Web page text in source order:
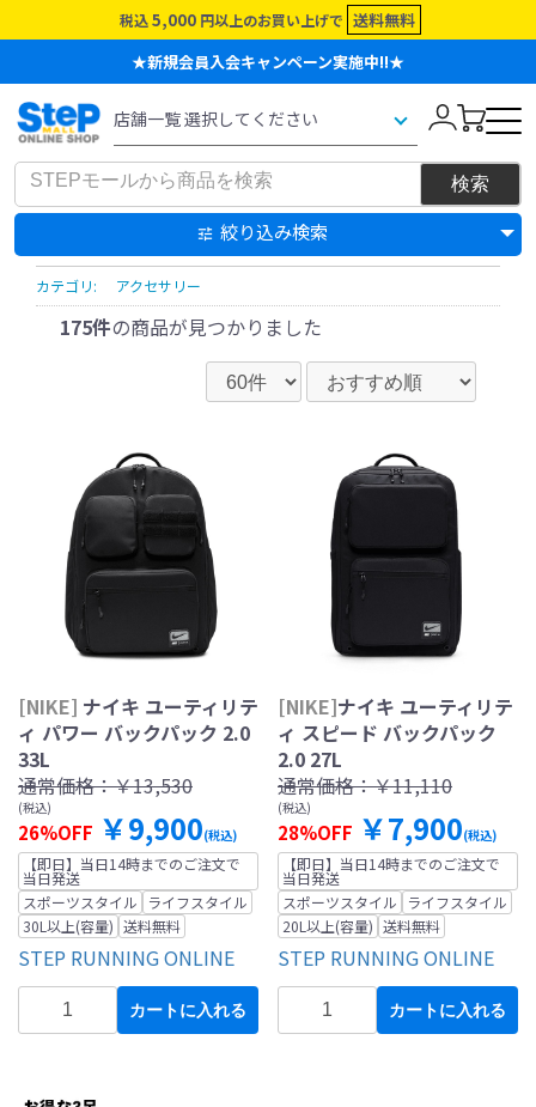
税込 5,000 円以上のお買い上げで 送料無料
★新規会員入会キャンペーン実施中!!★
絞り込み検索
カテゴリ: アクセサリー
175件の商品が見つかりました
[NIKE] ナイキ ユーティリテ
ィ パワー バックパック 2.0
33L
通常価格：￥13,530
(税込)
26%OFF ￥9,900(税込)
【即日】当日14時までのご注文で
当日発送
スポーツスタイル
ライフスタイル
30L以上(容量) 送料無料
STEP RUNNING ONLINE
カートに入れる
[NIKE]ナイキ ユーティリテ
ィ スピード バックパック
2.0 27L
通常価格：￥11,110
(税込)
28%OFF ￥7,900(税込)
【即日】当日14時までのご注文で
当日発送
スポーツスタイル
ライフスタイル
20L以上(容量) 送料無料
STEP RUNNING ONLINE
カートに入れる